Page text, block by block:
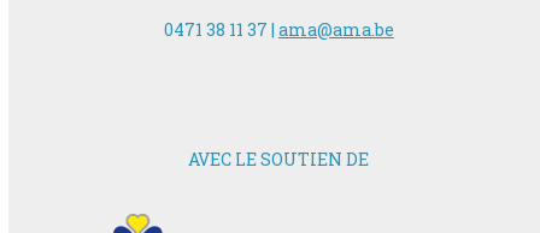
0471 38 11 37 | ama@ama.be
AVEC LE SOUTIEN DE